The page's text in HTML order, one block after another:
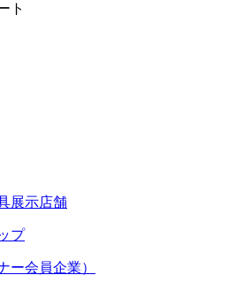
ト
展示店舗
プ
ー会員企業）